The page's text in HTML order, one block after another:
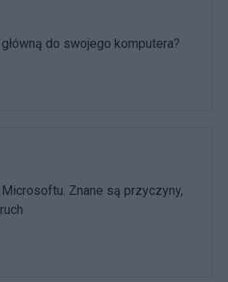
do swojego komputera?
Znane są przyczyny,